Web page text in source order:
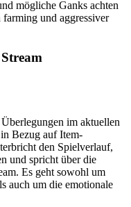
mögliche Ganks achten
und aggressiver
im aktuellen
Bezug auf Item-
den Spielverlauf,
und spricht über die
Es geht sowohl um
auch um die emotionale